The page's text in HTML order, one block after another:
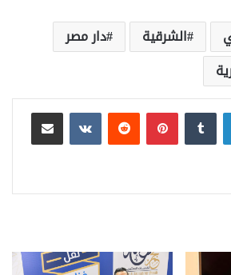
الشرقية
دار مصر
لينكدإن بينتيريست
مشاركة عبر البريد